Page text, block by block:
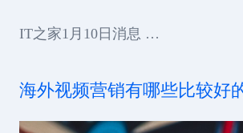
IT之家1月10日消息 …
海外视频营销有哪些比较好